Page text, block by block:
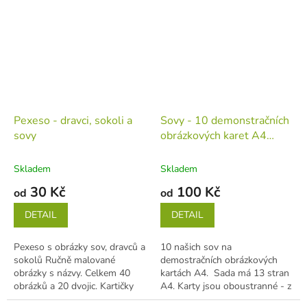
Pexeso - dravci, sokoli a
sovy
Skladem
od 30 Kč
DETAIL
Pexeso s obrázky sov, dravců a
sokolů Ručně malované
obrázky s názvy. Celkem 40
obrázků a 20 dvojic. Kartičky
mají rozměry 6,5 x 6,5 cm. ...
Sovy - 10 demonstračních
obrázkových karet A4
listech)
Skladem
od 100 Kč
DETAIL
10 našich sov na
demostračních obrázkových
kartách A4. Sada má 13 stran
A4. Karty jsou oboustranné - z
jedné strany je obrázek s